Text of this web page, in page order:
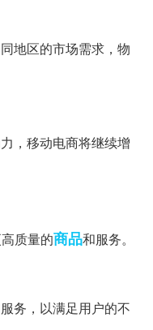
地区的市场需求，物
，移动电商将继续增
质量的商品和服务。
务，以满足用户的不